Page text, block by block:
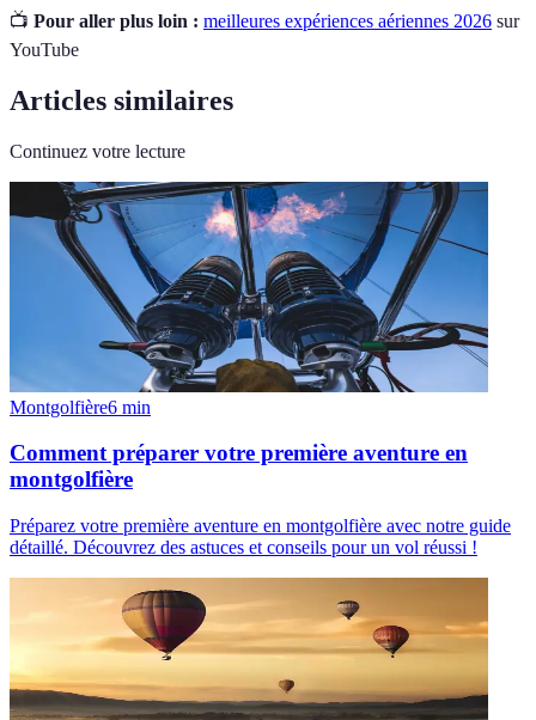
📺 Pour aller plus loin : meilleures expériences aériennes 2026 sur
YouTube
Articles similaires
Continuez votre lecture
Montgolfière6 min
Comment préparer votre première aventure en
montgolfière
Préparez votre première aventure en montgolfière avec notre guide
détaillé. Découvrez des astuces et conseils pour un vol réussi !